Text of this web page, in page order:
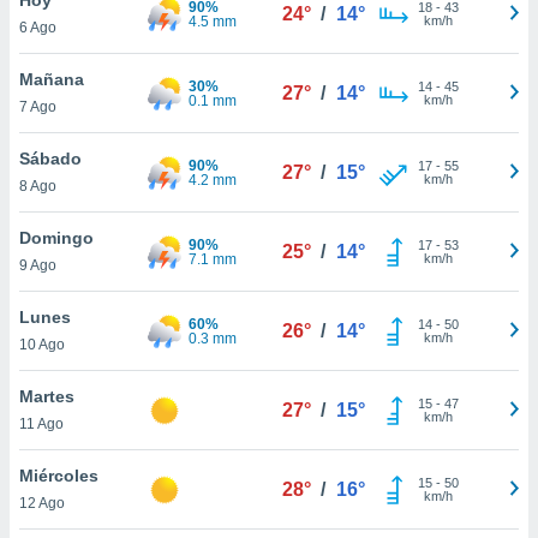
y
en
más
de
6 Ago
90%
4.5 mm
24° / 14° 18- 43
km/h
Mañana
7 Ago
30%
0.1 mm
27° / 14° 14- 45
km/h
Sábado
8 Ago
90%
4.2 mm
27° / 15° 17- 55
km/h
Domingo
9 Ago
90%
7.1 mm
25° / 14° 17- 53
km/h
Lunes
10 Ago
60%
0.3 mm
26° / 14° 14- 50
km/h
Martes
11 Ago
27° / 15° 15- 47
km/h
Miércoles
12 Ago
28° / 16° 15- 50
km/h